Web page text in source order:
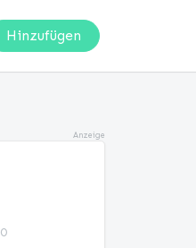
Hinzufügen
Anzeige
0